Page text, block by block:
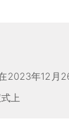
2023年12月
上